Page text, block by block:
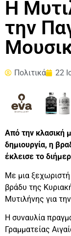
Η
την
Πολιτικά 22
Από την κλασική
δημιουργία, η
έκλεισε το
Με μια
βράδυ της
Μυτιλήνης για
Η συναυλία
Γραμματείας